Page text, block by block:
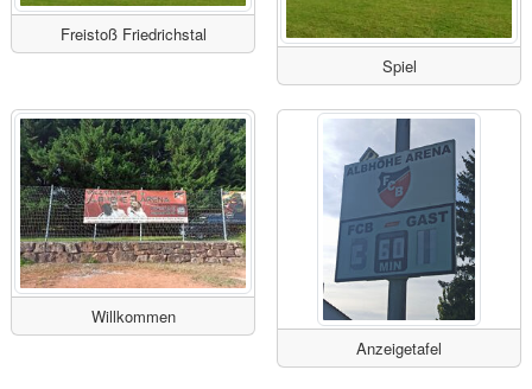
Freistoß Friedrichstal
Spiel
Willkommen
Anzeigetafel